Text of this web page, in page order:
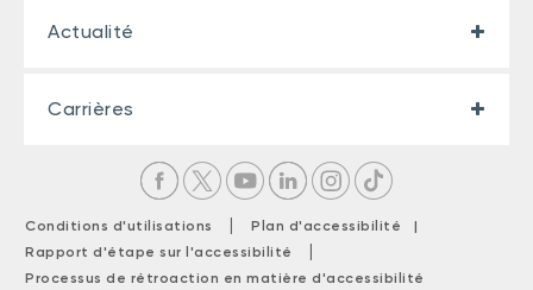
Actualité
Carrières
Conditions d'utilisations |
Plan d'accessibilité |
Rapport d'étape sur l'accessibilité
|
Processus de rétroaction en matière d'accessibilité